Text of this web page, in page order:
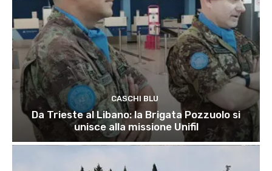
CASCHI BLU
Da Trieste al Libano: la Brigata Pozzuolo si
unisce alla missione Unifil